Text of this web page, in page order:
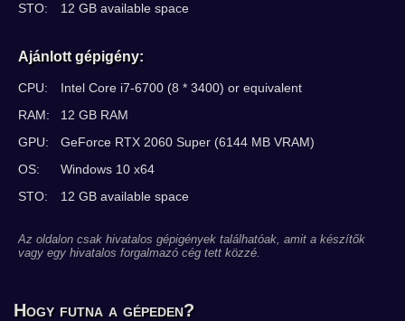
STO:
12 GB available space
Ajánlott gépigény:
CPU:
Intel Core i7-6700 (8 * 3400) or equivalent
RAM:
12 GB RAM
GPU:
GeForce RTX 2060 Super (6144 MB VRAM)
OS:
Windows 10 x64
STO:
12 GB available space
Az oldalon csak hivatalos gépigények találhatóak, amit a készítők
vagy egy hivatalos forgalmazó cég tett közzé.
Hogy futna a gépeden?